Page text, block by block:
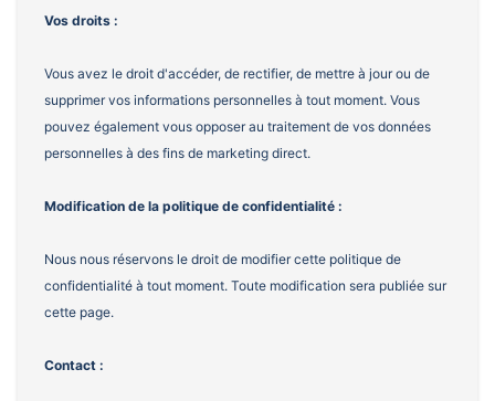
Vos droits :
Vous avez le droit d'accéder, de rectifier, de mettre à jour ou de
supprimer vos informations personnelles à tout moment. Vous
pouvez également vous opposer au traitement de vos données
personnelles à des fins de marketing direct.
Modification de la politique de confidentialité :
Nous nous réservons le droit de modifier cette politique de
confidentialité à tout moment. Toute modification sera publiée sur
cette page.
Contact :